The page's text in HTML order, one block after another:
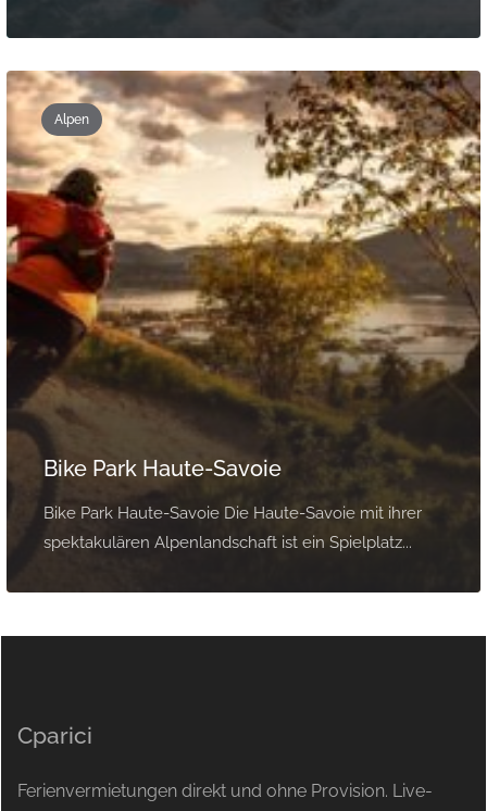
Alpen
Bike Park Haute-Savoie
Bike Park Haute-Savoie Die Haute-Savoie mit ihrer
spektakulären Alpenlandschaft ist ein Spielplatz...
Cparici
Ferienvermietungen direkt und ohne Provision. Live-